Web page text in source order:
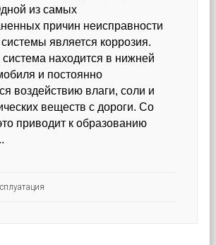
из самых
причин неисправности
является коррозия.
находится в нижней
и постоянно
воздействию влаги, соли и
веществ с дороги. Со
приводит к образованию